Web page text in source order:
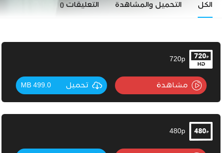
الكل التحميل والمشاهدة التعليقات ()
720p
مشاهدة تحميل 499.0 MB
480p